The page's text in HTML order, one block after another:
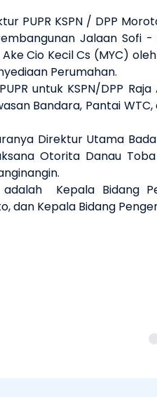
PUPR KSPN / DPP
Jalaan Sofi
Cio Kecil Cs (MYC)
Perumahan.
untuk KSPN/DPP
Bandara, Pantai
Direktur Utama
Otorita Danau
Kepala Bidang
dan Kepala Bidang